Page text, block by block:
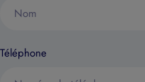
Téléphone